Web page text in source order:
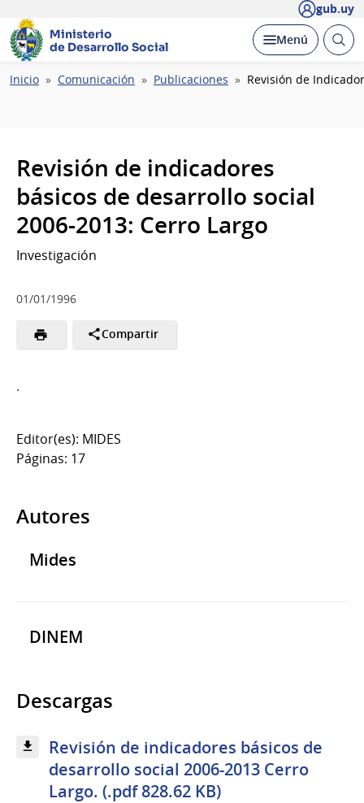
gub.uy
Ministerio
de Desarrollo Social
Desplegar
Menú Abrir
Ruta
Inicio Comunicación Publicaciones Revisión de
Revisión de indicadores
básicos de desarrollo social
2006-2013: Cerro Largo
Investigación
01/01/1996
Compartir
.
Editor(es): MIDES
Páginas: 17
Autores
Mides
DINEM
Descargas
Revisión de indicadores básicos de
desarrollo social 2006-2013 Cerro
Largo. (.pdf 828.62 KB)